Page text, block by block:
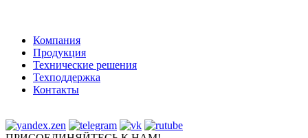
Компания
Продукция
Технические решения
Техподдержка
Контакты